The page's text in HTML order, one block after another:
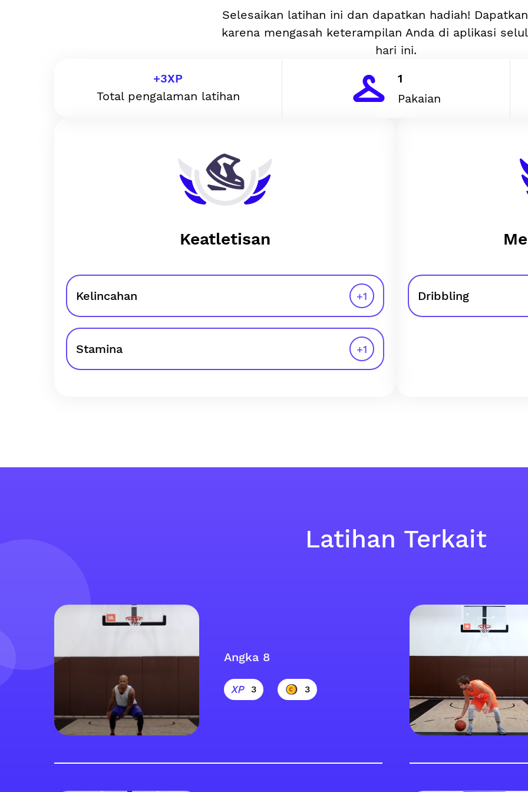
Selesaikan latihan ini dan dapatkan hadiah!
karena mengasah keterampilan Anda di aplikasi
hari ini.
+3XP
Total pengalaman latihan
1
Pakaian
Keatletisan
Kelincahan +1
Stamina +1
Dribbling
Latihan Terkait
Angka 8
3 3